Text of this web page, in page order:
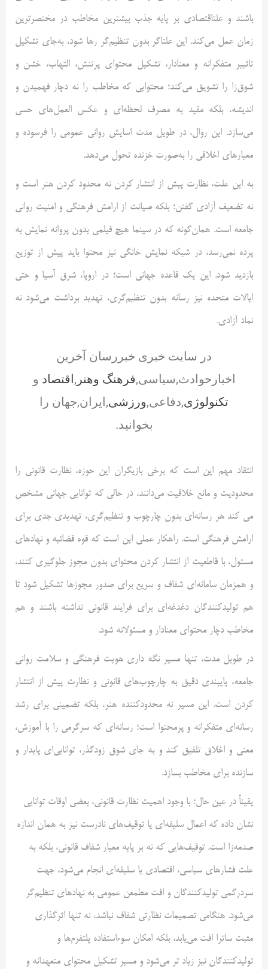
باشند و علتاقتصادی بر پایه جذب بیشترین مخاطب در مختصر‌ترین
زمان عمل می‌کند. این علتاگر بدون تنظیم‌گر رها شود، به‌جای تشکیل
تاثییر متفکرانه و معنادار، تشکیل محتوای پرتنش، التهاب، خشن و
شوق‌زا را تشویق می‌کند؛ محتوایی که مخاطب را نه دچار فهمیدن و
اندیشه، بلکه مقید به مصرف لحظه‌ای و عکس العمل‌های حسی
می‌سازد. این روال، در طویل مدت اسایش روانی عمومی را فرسوده و
معیارهای اخلاقی را به‌صورت خزنده تحول می‌دهد.
به این علت، نظارت پیش از انتشار کردن نه محدود کردن هنر است و
نه تضعیف آزادی گفتن؛ بلکه صیانت از ارامش فرهنگی و امنیت روانی
جامعه است. همان‌گونه که در سینما هیچ فیلمی بدون پروانه نمایش به
پرده نمی‌رسد، در شبکه نمایش خانگی نیز محتوا باید پیش از توزیع
بازدید شود. این یک قاعده جهانی است؛ در اروپا، شرق آسیا و حتی
ایالات متحده نیز رسانه بدون تنظیم‌گری، تهدید برداشت می‌شود نه
نماد آزادی.
در سایت خبری خبررسان آخرین
اخبارحوادث,سیاسی,فرهنگ وهنر ,اقتصاد و
تکنولوژی,دفاعی,ورزشی,ایران,جهان را
بخوانید.
انتقاد مهم این است که برخی بازیگران این حوزه، نظارت قانونی را
محدودیت و مانع خلاقیت می‌دانند، در حالی که توانایی جهانی مشخص
می کند هر رسانه‌ای بدون چارچوب و تنظیم‌گری، تهدیدی جدی برای
ارامش فرهنگی است. راهکار عملی این است که قوه قضائیه و نهادهای
مسئول، با قاطعیت از انتشار کردن محتوای بدون مجوز جلوگیری کنند،
و همزمان سامانه‌ای شفاف و سریع برای صدور مجوزها تشکیل شود تا
هم تولیدکنندگان دغدغه‌ای برای فرایند قانونی نداشته باشند و هم
مخاطب دچار محتوای معنادار و مسئولانه شود.
در طویل مدت، تنها مسیر نگه داری هویت فرهنگی و سلامت روانی
جامعه، پایبندی دقیق به چارچوب‌های قانونی و نظارت پیش از انتشار
کردن است. این مسیر نه محدودکننده هنر، بلکه تضمینی برای رشد
رسانه‌ای متفکرانه و پرمحتوا است؛ رسانه‌ای که سرگرمی را با آموزش،
معنی و اخلاق تلفیق کند و به جای شوق زودگذر، توانایی‌ای پایدار و
سازنده برای مخاطب بسازد.
یقیناً در عین حال؛ با وجود اهمیت نظارت قانونی، بعضی اوقات توانایی
نشان داده که اعمال سلیقه‌ای یا توقیف‌های نادرست نیز به همان اندازه
صدمه‌زا است. توقیف‌هایی که نه بر پایه معیار شفاف قانونی، بلکه به
علت فشارهای سیاسی، اقتصادی یا سلیقه‌ای انجام می‌شود، جهت
سردرگمی تولیدکنندگان و افت مطمعن عمومی به نهادهای تنظیم‌گر
می‌شود. هنگامی تصمیمات نظارتی شفاف نباشد، نه تنها اثرگذاری
مثبت ساترا افت می‌یابد، بلکه امکان سوءاستفاده پلتفرم‌ها و
تولیدکنندگان نیز زیاد تر می‌شود و مسیر تشکیل محتوای متعهدانه و